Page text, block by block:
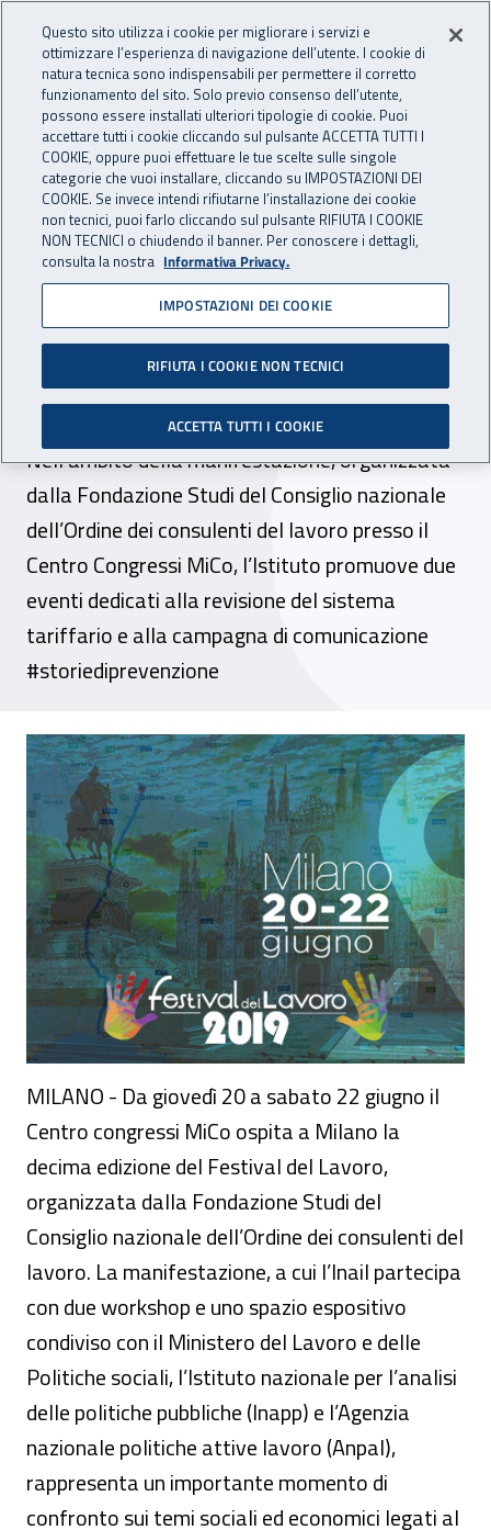
INAIL - Istituto Nazionale
Apri cerca
Navigazione principale
Navigazione - Ti trovi in:
Home Inail comunica News
18 giugno 2019
Dal 20 al 22 giugno l’Inail
alla decima edizione del
Festival del Lavoro
Nell’ambito della manifestazione, organizzata
dalla Fondazione Studi del Consiglio nazionale
dell’Ordine dei consulenti del lavoro presso il
Centro Congressi MiCo, l’Istituto promuove due
eventi dedicati alla revisione del sistema
tariffario e alla campagna di comunicazione
#storiediprevenzione
Dal 20 al 22 giugno l’Inail alla decima
MILANO - Da giovedì 20 a sabato 22 giugno il
Centro congressi MiCo ospita a Milano la
decima edizione del Festival del Lavoro,
organizzata dalla Fondazione Studi del
Consiglio nazionale dell’Ordine dei consulenti del
lavoro. La manifestazione, a cui l’Inail partecipa
con due workshop e uno spazio espositivo
condiviso con il Ministero del Lavoro e delle
Politiche sociali, l’Istituto nazionale per l’analisi
delle politiche pubbliche (Inapp) e l’Agenzia
nazionale politiche attive lavoro (Anpal),
rappresenta un importante momento di
confronto sui temi sociali ed economici legati al
Questo sito utilizza i cookie per migliorare i servizi e
ottimizzare l’esperienza di navigazione dell’utente. I cookie di
natura tecnica sono indispensabili per permettere il corretto
funzionamento del sito. Solo previo consenso dell’utente,
possono essere installati ulteriori tipologie di cookie. Puoi
accettare tutti i cookie cliccando sul pulsante ACCETTA TUTTI I
COOKIE, oppure puoi effettuare le tue scelte sulle singole
categorie che vuoi installare, cliccando su IMPOSTAZIONI DEI
COOKIE. Se invece intendi rifiutarne l’installazione dei cookie
non tecnici, puoi farlo cliccando sul pulsante RIFIUTA I COOKIE
NON TECNICI o chiudendo il banner. Per conoscere i dettagli,
consulta la nostra Informativa Privacy.
IMPOSTAZIONI DEI COOKIE
RIFIUTA I COOKIE NON TECNICI
ACCETTA TUTTI I COOKIE